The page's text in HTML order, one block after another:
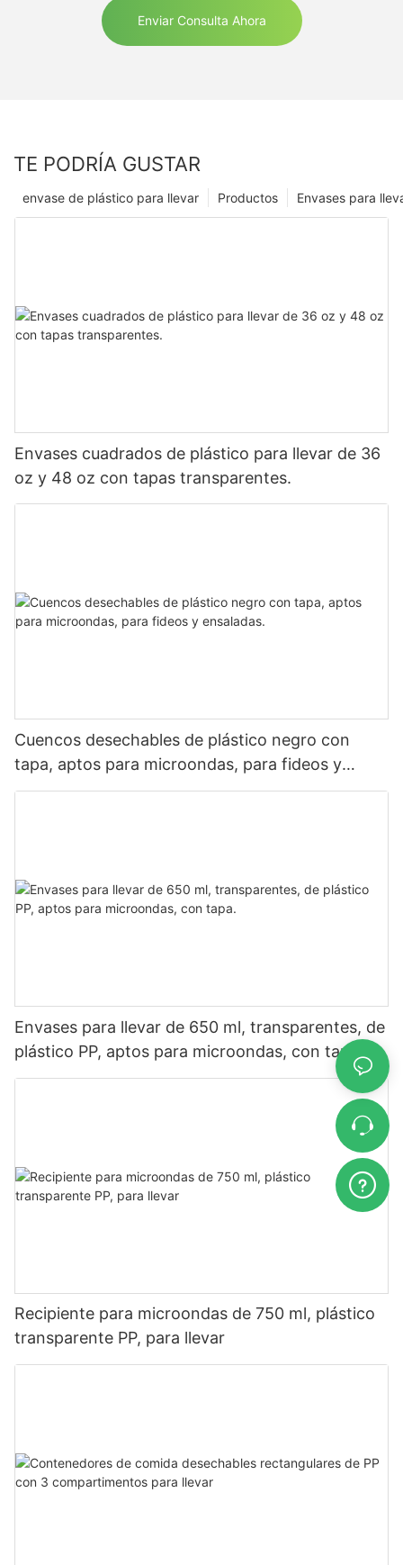
Enviar Consulta Ahora
TE PODRÍA GUSTAR
Envases para
Productos
envase de plástico para llevar
Envases cuadrados de plástico para llevar de 36
oz y 48 oz con tapas transparentes.
Cuencos desechables de plástico negro con
tapa, aptos para microondas, para fideos y
ensaladas.
Envases para llevar de 650 ml, transparentes, de
plástico PP, aptos para microondas, con tapa.
Recipiente para microondas de 750 ml, plástico
transparente PP, para llevar